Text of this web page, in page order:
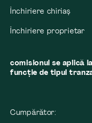
Închiriere chiriaș
Închiriere proprietar
comisionul se aplică
funcție de tipul
Cumpărător: